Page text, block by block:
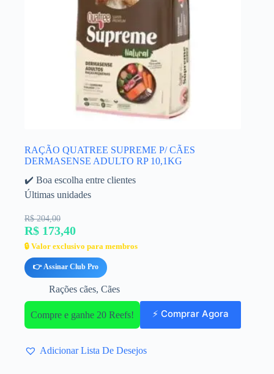
RAÇÃO QUATREE SUPREME P/ CÃES
DERMASENSE ADULTO RP 10,1KG
✔️ Boa escolha entre clientes
Últimas unidades
R$ 204,00
R$ 173,40
🔒 Valor exclusivo para membros
👉 Assinar Club Pro
Rações cães, Cães
Compre e ganhe 20 Reefs! ⚡ Comprar Agora
Adicionar Lista De Desejos